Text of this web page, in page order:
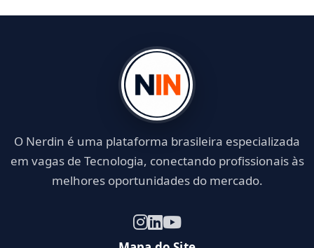
O Nerdin é uma plataforma brasileira especializada
em vagas de Tecnologia, conectando profissionais às
melhores oportunidades do mercado.